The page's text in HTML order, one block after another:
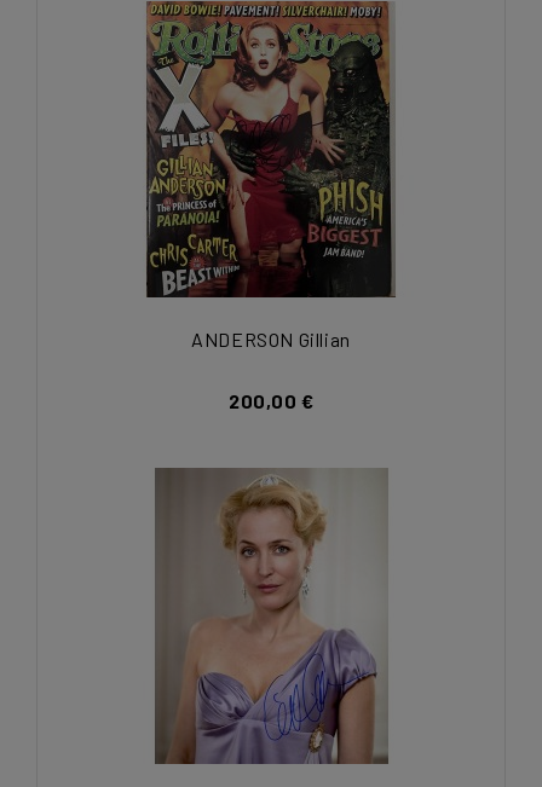
ANDERSON Gillian
200,00 €